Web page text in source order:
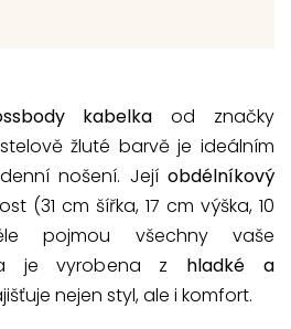
kabelka od značky
žluté barvě je ideálním
nošení. Její obdélníkový
(31 cm šířka, 17 cm výška, 10
pojmou všechny vaše
je vyrobena z hladké a
nejen styl, ale i komfort.